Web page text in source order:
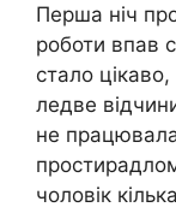
Перша ніч
роботи впав
стало
ледве
не
чоловік